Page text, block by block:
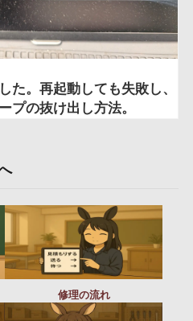
た。再起動しても失敗し、
プの抜け出し方法。
修理の流れ